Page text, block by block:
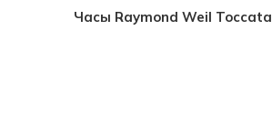
Часы Raymond Weil Toccata